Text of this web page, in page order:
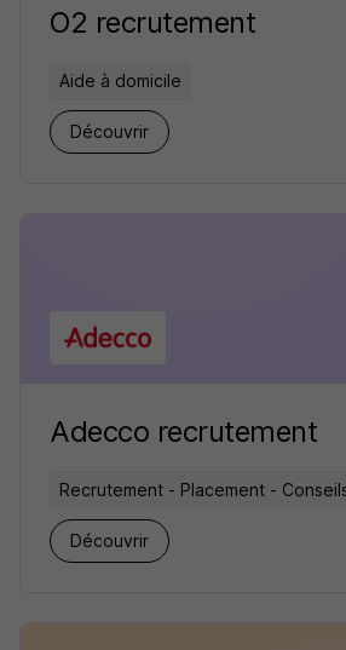
O2 recrutement
Aide à domicile
Découvrir
Adecco recrutement
Recrutement - Placement -
Découvrir